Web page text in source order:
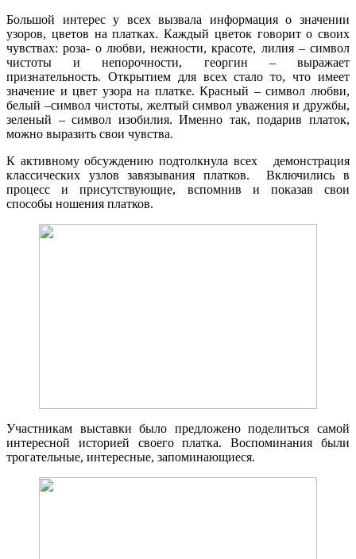
Большой интерес у всех вызвала информация о значении
узоров, цветов на платках. Каждый цветок говорит о своих
чувствах: роза- о любви, нежности, красоте, лилия – символ
чистоты и непорочности, георгин – выражает
признательность. Открытием для всех стало то, что имеет
значение и цвет узора на платке. Красный – символ любви,
белый –символ чистоты, желтый символ уважения и дружбы,
зеленый – символ изобилия. Именно так, подарив платок,
можно выразить свои чувства.
К активному обсуждению подтолкнула всех демонстрация
классических узлов завязывания платков. Включились в
процесс и присутствующие, вспомнив и показав свои
способы ношения платков.
Участникам выставки было предложено поделиться самой
интересной историей своего платка. Воспоминания были
трогательные, интересные, запоминающиеся.